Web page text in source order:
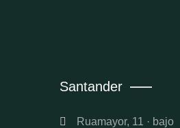
Santander
Ruamayor, 11 · bajo